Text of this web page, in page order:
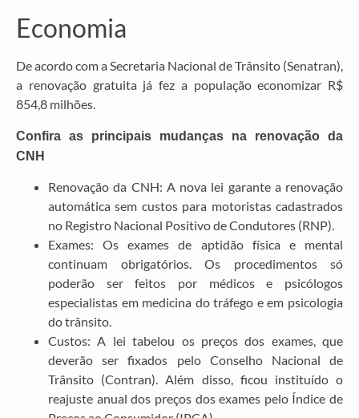
Economia
De acordo com a Secretaria Nacional de Trânsito (Senatran),
a renovação gratuita já fez a população economizar R$
854,8 milhões.
Confira as principais mudanças na renovação da
CNH
Renovação da CNH: A nova lei garante a renovação
automática sem custos para motoristas cadastrados
no Registro Nacional Positivo de Condutores (RNP).
Exames: Os exames de aptidão física e mental
continuam obrigatórios. Os procedimentos só
poderão ser feitos por médicos e psicólogos
especialistas em medicina do tráfego e em psicologia
do trânsito.
Custos: A lei tabelou os preços dos exames, que
deverão ser fixados pelo Conselho Nacional de
Trânsito (Contran). Além disso, ficou instituído o
reajuste anual dos preços dos exames pelo Índice de